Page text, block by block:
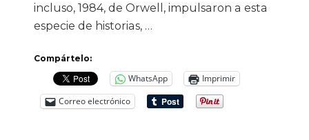
incluso, 1984, de Orwell, impulsaron a esta
especie de historias, …
Compártelo:
WhatsApp
Imprimir
Correo electrónico